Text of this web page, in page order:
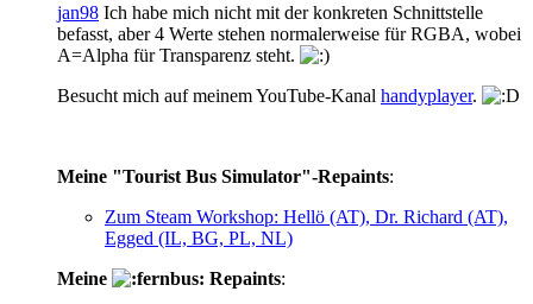
jan98 Ich habe mich nicht mit der konkreten Schnittstelle
befasst, aber 4 Werte stehen normalerweise für RGBA, wobei
A=Alpha für Transparenz steht.
Besucht mich auf meinem YouTube-Kanal handyplayer.
Meine "Tourist Bus Simulator"-Repaints:
Zum Steam Workshop: Hellö (AT), Dr. Richard (AT),
Egged (IL, BG, PL, NL)
Meine
Repaints: